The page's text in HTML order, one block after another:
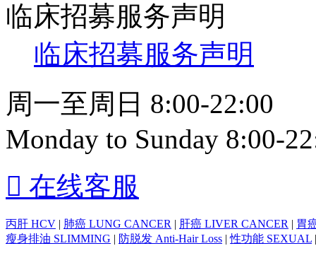
临床招募服务声明
临床招募服务声明
周一至周日 8:00-22:00
Monday to Sunday 8:00-
 在线客服
丙肝 HCV | 肺癌 LUNG CANCER | 肝癌 LIVER CANCER | 胃
瘦身排油 SLIMMING | 防脱发 Anti-Hair Loss | 性功能 SEXUAL |